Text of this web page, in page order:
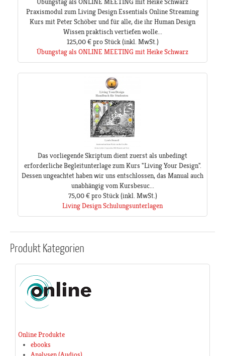
Übungstag als ONLINE MEETING mit Heike Schwarz
Praxismodul zum Living Design Essentials Online Streaming
Kurs mit Peter Schöber und für alle, die ihr Human Design
Wissen praktisch vertiefen wolle...
125,00 € pro Stück(inkl. MwSt.)
Übungstag als ONLINE MEETING mit Heike Schwarz
Das vorliegende Skriptum dient zuerst als unbedingt
erforderliche Begleitunterlage zum Kurs "Living Your Design".
Dessen ungeachtet haben wir uns entschlossen, das Manual auch
unabhängig vom Kursbesuc...
75,00 € pro Stück(inkl. MwSt.)
Living Design Schulungsunterlagen
ProduktKategorien
Online Produkte
ebooks